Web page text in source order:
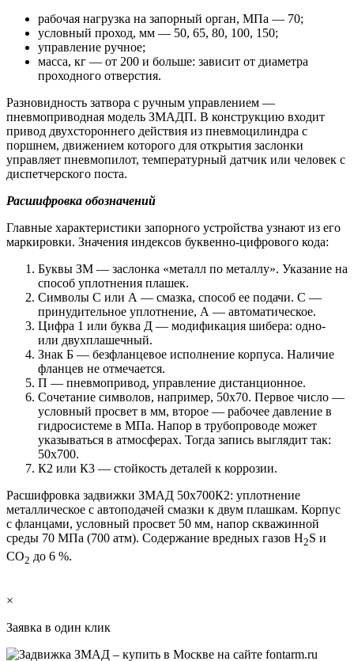
рабочая нагрузка на запорный орган, МПа — 70;
условный проход, мм — 50, 65, 80, 100, 150;
управление ручное;
масса, кг — от 200 и больше: зависит от диаметра
проходного отверстия.
Разновидность затвора с ручным управлением —
пневмоприводная модель ЗМАДП. В конструкцию входит
привод двухстороннего действия из пневмоцилиндра с
поршнем, движением которого для открытия заслонки
управляет пневмопилот, температурный датчик или человек с
диспетчерского поста.
Расшифровка обозначений
Главные характеристики запорного устройства узнают из его
маркировки. Значения индексов буквенно-цифрового кода:
Буквы ЗМ — заслонка «металл по металлу». Указание на
способ уплотнения плашек.
Символы С или А — смазка, способ ее подачи. С —
принудительное уплотнение, А — автоматическое.
Цифра 1 или буква Д — модификация шибера: одно-
или двухплашечный.
Знак Б — безфланцевое исполнение корпуса. Наличие
фланцев не отмечается.
П — пневмопривод, управление дистанционное.
Сочетание символов, например, 50х70. Первое число —
условный просвет в мм, второе — рабочее давление в
гидросистеме в МПа. Напор в трубопроводе может
указываться в атмосферах. Тогда запись выглядит так:
50х700.
К2 или К3 — стойкость деталей к коррозии.
Расшифровка задвижки ЗМАД 50х700К2: уплотнение
металлическое с автоподачей смазки к двум плашкам. Корпус
с фланцами, условный просвет 50 мм, напор скважинной
среды 70 МПа (700 атм). Содержание вредных газов H2S и
CO2 до 6 %.
×
Заявка в один клик